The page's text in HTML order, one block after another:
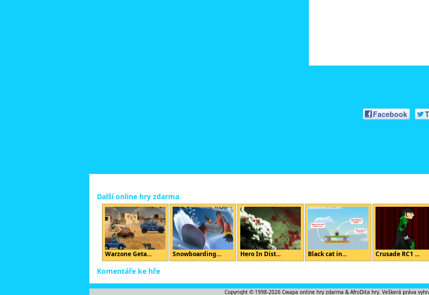
Facebook
Další online hry zdarma
Warzone Geta... Snowboarding... Hero In Dist... Black cat in... Crusade RC1 ...
Komentáře ke hře
Copyright © 1998-2026 Cwapa online hry zdarma & AfroDita hry. Veškerá práva